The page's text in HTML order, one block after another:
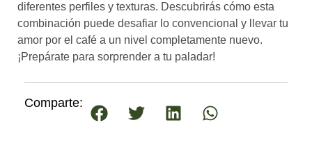
diferentes perfiles y texturas. Descubrirás cómo esta
combinación puede desafiar lo convencional y llevar tu
amor por el café a un nivel completamente nuevo.
¡Prepárate para sorprender a tu paladar!
Comparte: